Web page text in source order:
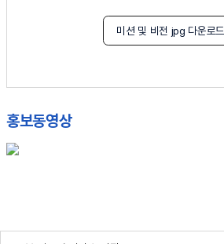
미션 및 비전 jpg 다운로드
홍보동영상